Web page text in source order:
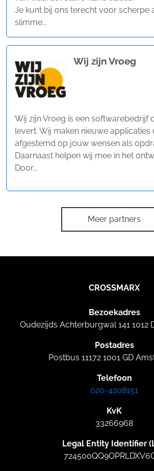
Je kunt bij ons terecht voor scherpe
slimme...
Wij zijn Vroeg
Wij zijn Vroeg is een softwarebedrijf
levert. Wij maken nieuwe applicaties
afgestemd op jouw wensen als
Daarnaast helpen wij mee in het
Door...
Meer partners
CROSSMARX
Bezoekadres
Oudezijds Achterburgwal 141 1012
Postadres
Postbus 11172 1001 GD
Telefoon
020-4208151
KvK
33266968
Legal Entity Identifier